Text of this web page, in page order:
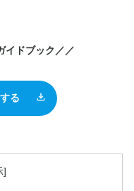
イドブック／／
る
]